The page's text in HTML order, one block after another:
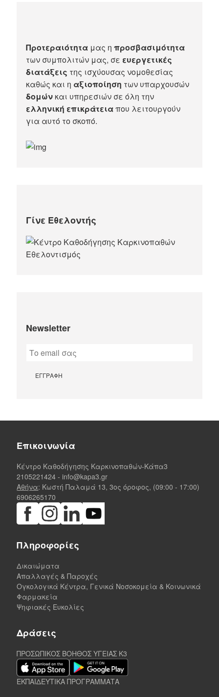
Προτεραιότητα μας ηπροσβασιμότητα
των συμπολιτών μας, σε ευεργετικές
διατάξεις της ισχύουσας νομοθεσίας
καθώς και η αξιοποίηση των υπαρχουσών
δομών και υπηρεσιών σε όλη την
ελληνική επικράτειαπου λειτουργούν
για αυτό το σκοπό.​
Γίνε Εθελοντής
Newsletter
Επικοινωνία
Κέντρο Καθοδήγησης Καρκινοπαθών-Κάπα3
2105221424 - info@kapa3.gr
Αθήνα: Κωστή Παλαμά 13, 3ος όροφος, (09:00 - 17:00)
6906265170
Πληροφορίες
Δικαιώματα
Απαλλαγές & Παροχές
Ογκολογικά Κέντρα, Γενικά Νοσοκομεία & Κοινωνικά
Φαρμακεία
Ψηφιακές Ευκολίες
Δράσεις
ΠΡΟΣΩΠΙΚΟΣ ΒΟΗΘΟΣ ΥΓΕΙΑΣ K3
ΕΚΠΑΙΔΕΥΤΙΚΑ ΠΡΟΓΡΑΜΜΑΤΑ